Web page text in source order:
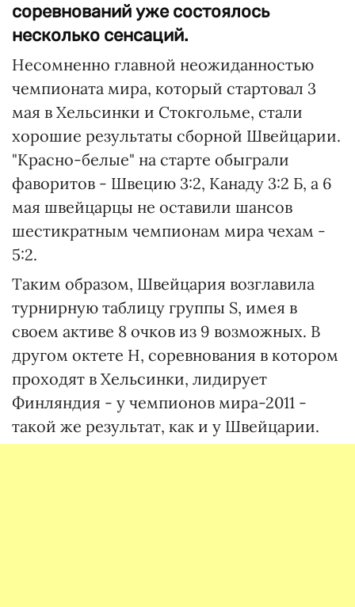
соревнований уже состоялось
несколько сенсаций.
Несомненно главной неожиданностью
чемпионата мира, который стартовал 3
мая в Хельсинки и Стокгольме, стали
хорошие результаты сборной Швейцарии.
"Красно-белые" на старте обыграли
фаворитов - Швецию 3:2, Канаду 3:2 Б, а 6
мая швейцарцы не оставили шансов
шестикратным чемпионам мира чехам -
5:2.
Таким образом, Швейцария возглавила
турнирную таблицу группы S, имея в
своем активе 8 очков из 9 возможных. В
другом октете Н, соревнования в котором
проходят в Хельсинки, лидирует
Финляндия - у чемпионов мира-2011 -
такой же результат, как и у Швейцарии.